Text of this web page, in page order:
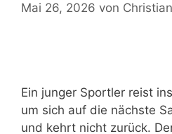
Mai 26, 2026 von
Ein junger Sportler reist
um sich auf die nächste
und kehrt nicht zurück.